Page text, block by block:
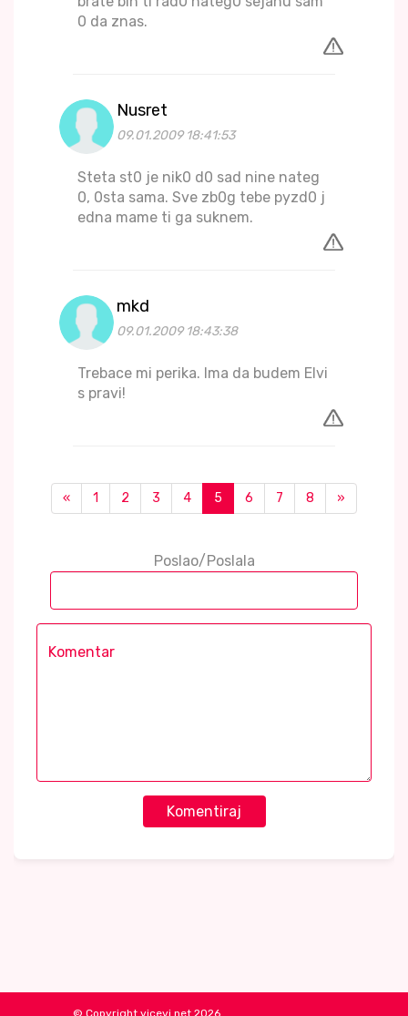
0 da znas.
Nusret
09.01.2009 18:41:53
Steta st0 je nik0 d0 sad nine nateg
0, 0sta sama. Sve zb0g tebe pyzd0 j
edna mame ti ga suknem.
mkd
09.01.2009 18:43:38
Trebace mi perika. Ima da budem Elvi
s pravi!
« 1 2 3 4 5 6 7 8 »
Poslao/Poslala
Komentiraj